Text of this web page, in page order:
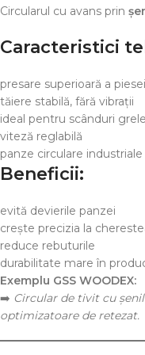
Circularul cu avans prin
Caracteristici
presare superioară a
tăiere stabilă, fără vibrații
ideal pentru scânduri
viteză reglabilă
panze circulare industriale
Beneficii:
evită devierile panzei
crește precizia la
reduce rebuturile
durabilitate mare în
Exemplu GSS WOODEX:
➡️ Circular de tivit cu
optimizatoare de retezat.